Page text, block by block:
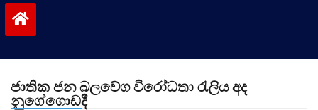
ජාතික ජන බලවේග විරෝධතා රැලිය අද
නුගේගොඩදී